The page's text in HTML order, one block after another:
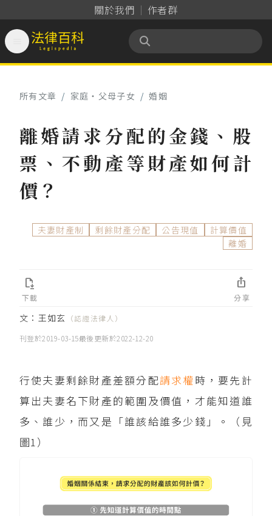
關於我們 作者群
法律百科 Legispedia
所有文章 / 家庭‧父母子女 / 婚姻
離婚請求分配的金錢、股
票、不動產等財產如何計
價？
夫妻財產制 剩餘財產分配 公告現值
計算價值
離婚
文： 王如玄
（認證法律人）
刊登於2019-03-15最後更新於2022-12-20
行使夫妻剩餘財產差額分配請求權時，要先計
算出夫妻名下財產的範圍及價值，才能知道誰
多、誰少，而又是「誰該給誰多少錢」。（見
圖1）
下載

分享
